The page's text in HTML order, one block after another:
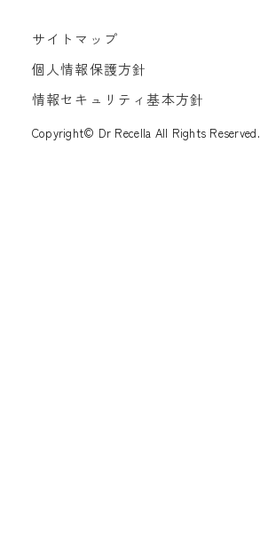
サイトマップ
個人情報保護方針
情報セキュリティ基本方針
Copyright© Dr Recella All Rights Reserved.